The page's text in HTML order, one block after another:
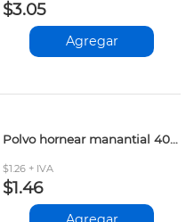
$3.05
Agregar
Polvo hornear manantial 40gr
$1.26 + IVA
$1.46